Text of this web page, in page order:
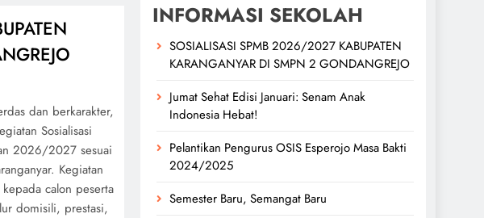
dan berkarakter,
Sosialisasi
2026/2027 sesuai
Kegiatan
calon peserta
domisili, prestasi,
INFORMASI SEKOLAH
SOSIALISASI SPMB 2026/2027 KABUPATEN
KARANGANYAR DI SMPN 2 GONDANGREJO
Jumat Sehat Edisi Januari: Senam Anak
Indonesia Hebat!
Pelantikan Pengurus OSIS Esperojo Masa Bakti
2024/2025
Semester Baru, Semangat Baru